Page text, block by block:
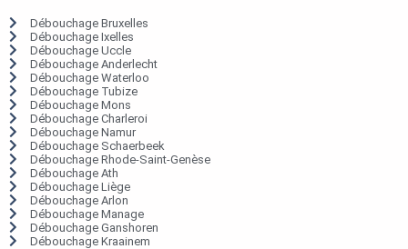
Débouchage Bruxelles
Débouchage Ixelles
Débouchage Uccle
Débouchage Anderlecht
Débouchage Waterloo
Débouchage Tubize
Débouchage Mons
Débouchage Charleroi
Débouchage Namur
Débouchage Schaerbeek
Débouchage Rhode-Saint-Genèse
Débouchage Ath
Débouchage Liège
Débouchage Arlon
Débouchage Manage
Débouchage Ganshoren
Débouchage Kraainem